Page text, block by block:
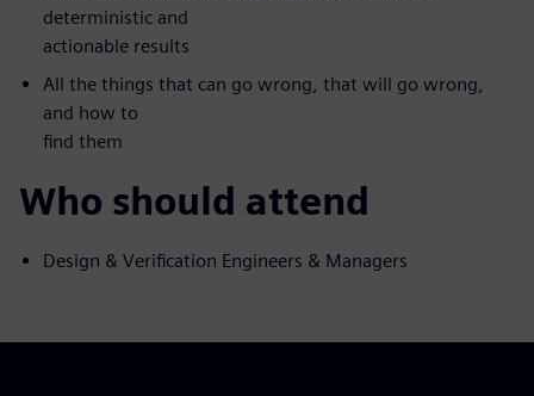
deterministic and
actionable results
All the things that can go wrong, that will go wrong,
and how to
find them
Who should attend
Design & Verification Engineers & Managers